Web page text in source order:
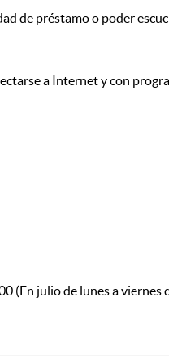
de préstamo o poder
a Internet y con
(En julio de lunes a viernes